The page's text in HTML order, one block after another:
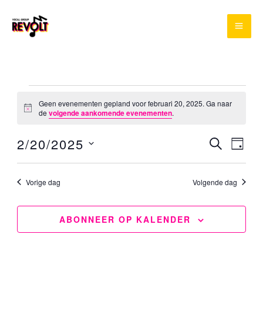
naar
for
20,
2025
Bericht
Geen evenementen gepland voor februari 20, 2025. Ga naar
devolgende aankomende evenementen.
Zoeken
en
ZOEKEN
DAG
2/20/2025
Selecteer
eenVorige dag Volgende dag
ABONNEER OP KALENDER